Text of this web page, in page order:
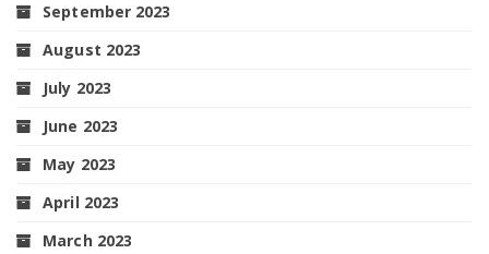
September 2023
August 2023
July 2023
June 2023
May 2023
April 2023
March 2023